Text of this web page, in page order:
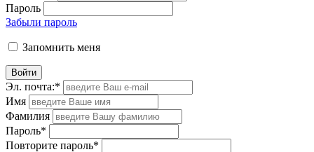
Пароль
Забыли пароль
Запомнить меня
Войти
Эл. почта:*
Имя
Фамилия
Пароль*
Повторите пароль*